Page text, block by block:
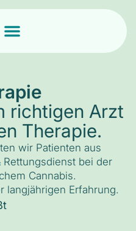
richtigen Arzt
Therapie.
wir Patienten aus
bei der
Cannabis.
langjährigen Erfahrung.